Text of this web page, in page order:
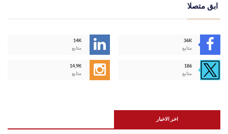
ابق متصلا
14K
متابع
36K
متابع
14,9K
متابع
186
متابع
اخر الاخبار